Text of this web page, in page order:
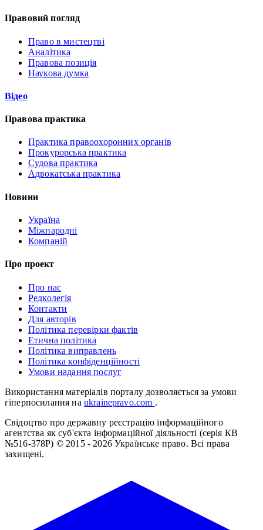
Правовий погляд
Право в мистецтві
Аналітика
Правова позиція
Наукова думка
Відео
Правова практика
Практика правоохоронних органів
Прокурорська практика
Судова практика
Адвокатська практика
Новини
Україна
Міжнародні
Компаній
Про проект
Про нас
Редколегія
Контакти
Для авторів
Політика перевірки фактів
Етична політика
Політика виправлень
Політика конфіденційності
Умови надання послуг
Використання матеріалів порталу дозволяється за умови
гіперпосилання на ukrainepravo.com .
Свідоцтво про державну реєстрацію інформаційного
агентства як суб'єкта інформаційної діяльності (серія КВ
№516-378Р) © 2015 - 2026 Українське право. Всі права
захищені.